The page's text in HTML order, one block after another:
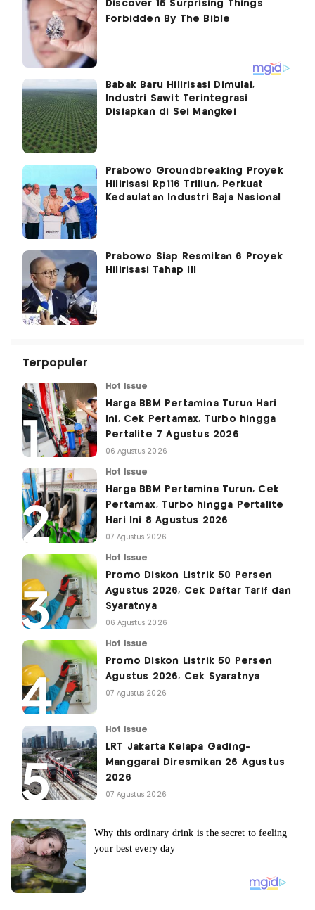
Babak Baru Hilirisasi Dimulai,
Industri Sawit Terintegrasi
Disiapkan di Sei Mangkei
Prabowo Groundbreaking Proyek
Hilirisasi Rp116 Triliun, Perkuat
Kedaulatan Industri Baja Nasional
Prabowo Siap Resmikan 6 Proyek
Hilirisasi Tahap III
Terpopuler
Hot Issue
Harga BBM Pertamina Turun Hari
Ini, Cek Pertamax, Turbo hingga
Pertalite 7 Agustus 2026
06 Agustus 2026
Hot Issue
Harga BBM Pertamina Turun, Cek
Pertamax, Turbo hingga Pertalite
Hari Ini 8 Agustus 2026
07 Agustus 2026
Hot Issue
Promo Diskon Listrik 50 Persen
Agustus 2026, Cek Daftar Tarif dan
Syaratnya
06 Agustus 2026
Hot Issue
Promo Diskon Listrik 50 Persen
Agustus 2026, Cek Syaratnya
07 Agustus 2026
Hot Issue
LRT Jakarta Kelapa Gading-
Manggarai Diresmikan 26 Agustus
2026
07 Agustus 2026